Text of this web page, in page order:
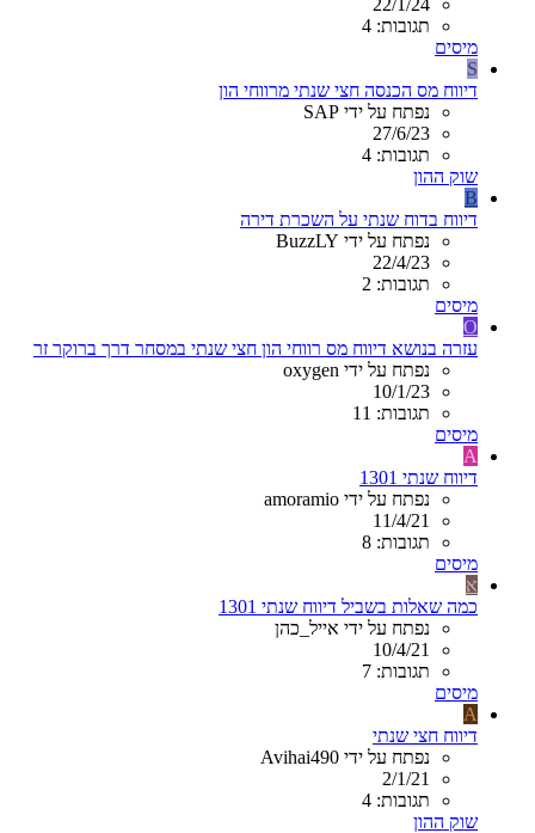
22/1/24
תגובות: 4
מיסים
S
דיווח מס הכנסה חצי שנתי מרווחי הון
נפתח על ידי SAP
27/6/23
תגובות: 4
שוק ההון
B
דיווח בדוח שנתי על השכרת דירה
נפתח על ידי BuzzLY
22/4/23
תגובות: 2
מיסים
O
עזרה בנושא דיווח מס רווחי הון חצי שנתי במסחר דרך ברוקר זר
נפתח על ידי oxygen
10/1/23
תגובות: 11
מיסים
A
דיווח שנתי 1301
נפתח על ידי amoramio
11/4/21
תגובות: 8
מיסים
א
כמה שאלות בשביל דיווח שנתי 1301
נפתח על ידי אייל_כהן
10/4/21
תגובות: 7
מיסים
A
דיווח חצי שנתי
נפתח על ידי Avihai490
2/1/21
תגובות: 4
שוק ההון